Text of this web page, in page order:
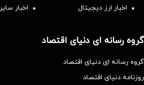
اخبار ارز دیجیتال
اخبار
گروه رسانه ای دنیای اقتصاد
گروه رسانه ای دنیای اقتصاد
روزنامه دنیای اقتصاد